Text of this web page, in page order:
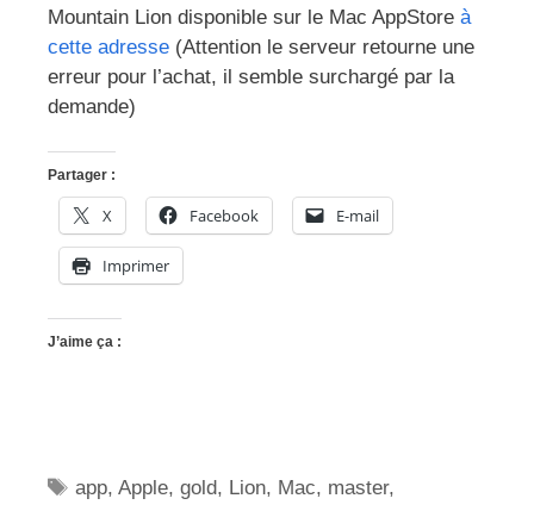
Mountain Lion disponible sur le Mac AppStore à
cette adresse (Attention le serveur retourne une
erreur pour l’achat, il semble surchargé par la
demande)
Partager :
X Facebook E-mail
Imprimer
J’aime ça :
Étiquettes
app,Apple,gold, Lion, Mac, master,